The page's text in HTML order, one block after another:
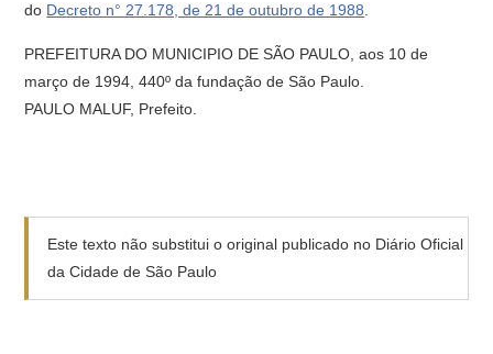
do Decreto n° 27.178, de 21 de outubro de 1988
PREFEITURA DO MUNICIPIO DE SÃO PAULO, aos 10 de
março de 1994, 440º da fundação de São Paulo.
PAULO MALUF, Prefeito.
Este texto não substitui o original publicado no Diário Oficial
da Cidade de São Paulo